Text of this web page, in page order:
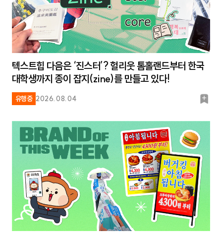
텍스트힙 다음은 ‘진스터’? 헐리웃 톰홀랜드부터 한국
대학생까지 종이 잡지(zine)를 만들고 있다!
유행중 2026.08.04
북